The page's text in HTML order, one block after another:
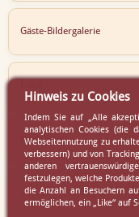
Gäste-Bildergalerie
Newsletter
Virtueller Rundgang
Hinweis zu Cookies
Indem Sie auf „Alle
analytischen Cookies (die
Webseitennutzung zu
verbessern) und von
anderen
festzulegen, welche
die Anzahl an Besuchern
ermöglichen, ein „Like“ auf